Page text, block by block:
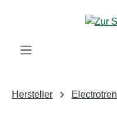
Zum Hauptinhalt springen
Hersteller Electrotren